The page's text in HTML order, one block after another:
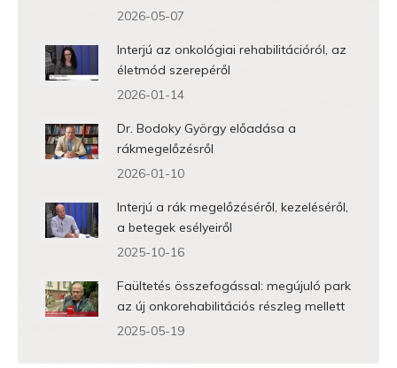
2026-05-07
Interjú az onkológiai rehabilitációról, az
életmód szerepéről
2026-01-14
Dr. Bodoky György előadása a
rákmegelőzésről
2026-01-10
Interjú a rák megelőzéséről, kezeléséről,
a betegek esélyeiről
2025-10-16
Faültetés összefogással: megújuló park
az új onkorehabilitációs részleg mellett
2025-05-19